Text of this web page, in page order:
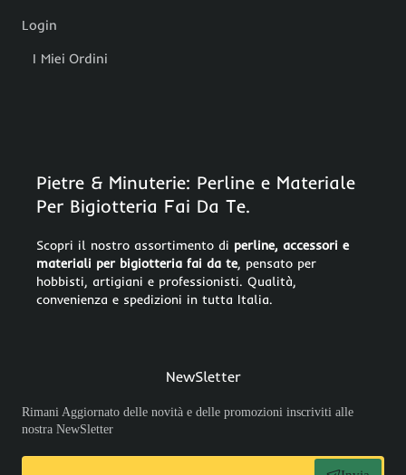
Login
I Miei Ordini
Pietre & Minuterie: Perline e Materiale
Per Bigiotteria Fai Da Te.
Scopri il nostro assortimento di perline, accessori e
materiali per bigiotteria fai da te, pensato per
hobbisti, artigiani e professionisti. Qualità,
convenienza e spedizioni in tutta Italia.
NewSletter
Rimani Aggiornato delle novità e delle promozioni inscriviti alle
nostra NewSletter